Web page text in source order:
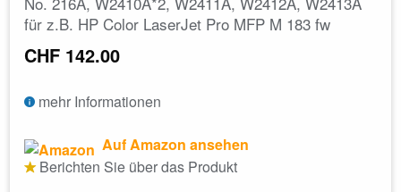
für z.B. HP Color LaserJet Pro MFP M 183 fw
CHF 142.00
mehr Informationen
Auf Amazon ansehen
Berichten Sie über das Produkt